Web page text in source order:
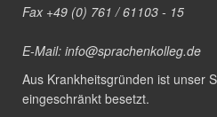
Fax +49 (0) 761 / 61103 - 15
E-Mail: info@sprachenkolleg.de
Aus Krankheitsgründen ist unser
eingeschränkt besetzt.